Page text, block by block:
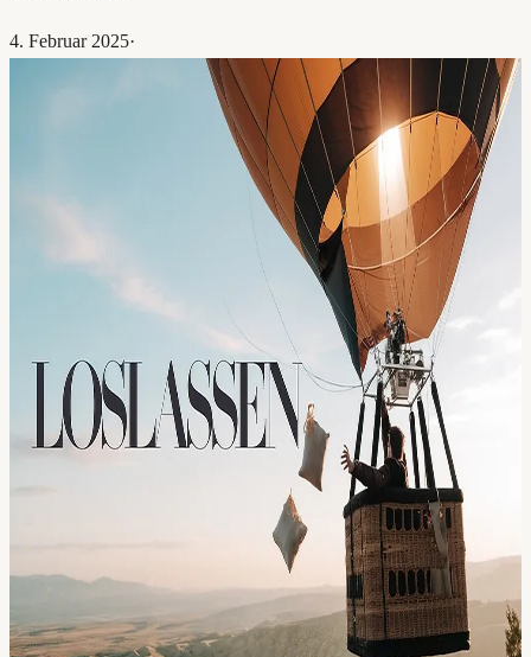
4. Februar 2025·